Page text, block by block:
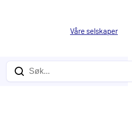
Våre selskaper
Søk